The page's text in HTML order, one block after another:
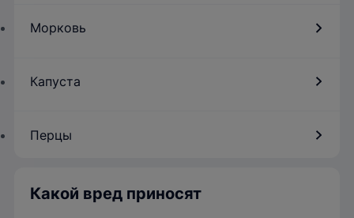
Морковь
Капуста
Перцы
Какой вред приносят